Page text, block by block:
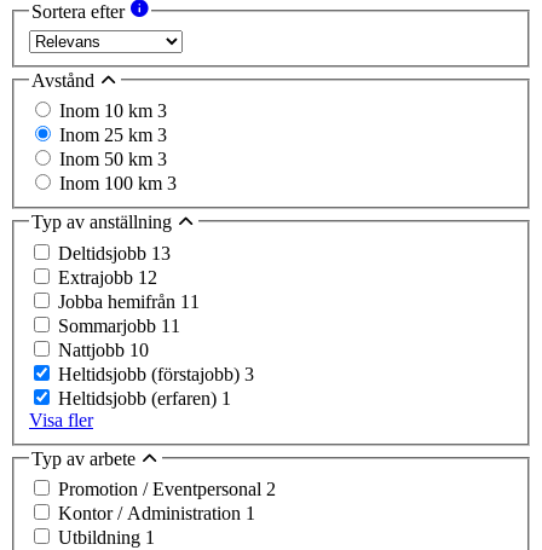
Sortera efter
Avstånd
Inom 10 km 3
Inom 25 km 3
Inom 50 km 3
Inom 100 km 3
Typ av anställning
Deltidsjobb 13
Extrajobb 12
Jobba hemifrån 11
Sommarjobb 11
Nattjobb 10
Heltidsjobb (förstajobb) 3
Heltidsjobb (erfaren) 1
Visa fler
Typ av arbete
Promotion / Eventpersonal 2
Kontor / Administration 1
Utbildning 1